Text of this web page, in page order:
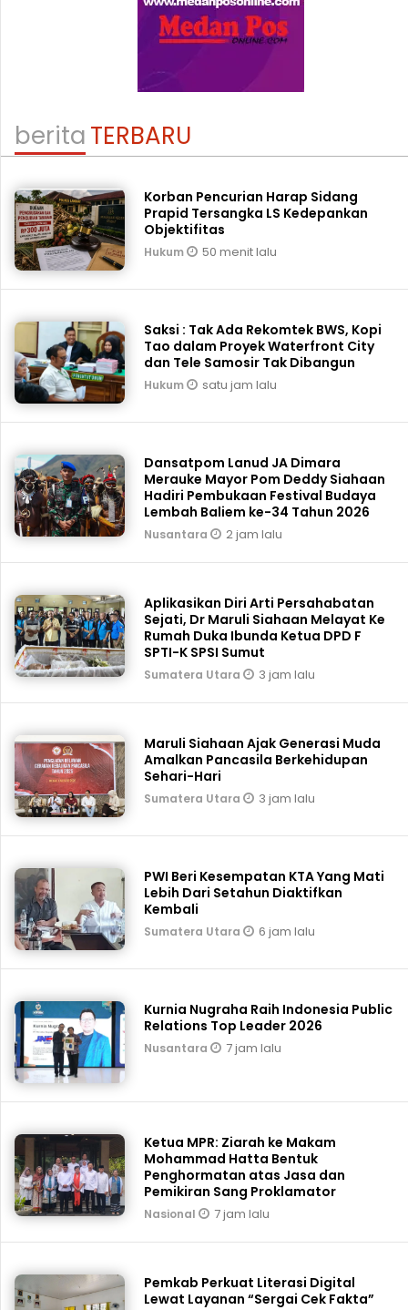
beritaTERBARU
Korban Pencurian Harap Sidang
Prapid Tersangka LS Kedepankan
Objektifitas
Hukum 50 menit lalu
Saksi : Tak Ada Rekomtek BWS, Kopi
Tao dalam Proyek Waterfront City
dan Tele Samosir Tak Dibangun
Hukum satu jam lalu
Dansatpom Lanud JA Dimara
Merauke Mayor Pom Deddy Siahaan
Hadiri Pembukaan Festival Budaya
Lembah Baliem ke-34 Tahun 2026
Nusantara 2 jam lalu
Aplikasikan Diri Arti Persahabatan
Sejati, Dr Maruli Siahaan Melayat Ke
Rumah Duka Ibunda Ketua DPD F
SPTI-K SPSI Sumut
Sumatera Utara 3 jam lalu
Maruli Siahaan Ajak Generasi Muda
Amalkan Pancasila Berkehidupan
Sehari-Hari
Sumatera Utara 3 jam lalu
PWI Beri Kesempatan KTA Yang Mati
Lebih Dari Setahun Diaktifkan
Kembali
Sumatera Utara 6 jam lalu
Kurnia Nugraha Raih Indonesia Public
Relations Top Leader 2026
Nusantara 7 jam lalu
Ketua MPR: Ziarah ke Makam
Mohammad Hatta Bentuk
Penghormatan atas Jasa dan
Pemikiran Sang Proklamator
Nasional 7 jam lalu
Pemkab Perkuat Literasi Digital
Lewat Layanan “Sergai Cek Fakta”